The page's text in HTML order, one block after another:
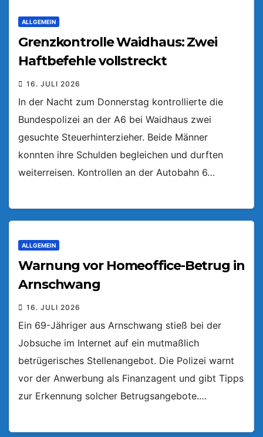
ALLGEMEIN
Grenzkontrolle Waidhaus: Zwei
Haftbefehle vollstreckt
16. JULI 2026
In der Nacht zum Donnerstag kontrollierte die
Bundespolizei an der A6 bei Waidhaus zwei
gesuchte Steuerhinterzieher. Beide Männer
konnten ihre Schulden begleichen und durften
weiterreisen. Kontrollen an der Autobahn 6…
ALLGEMEIN
Warnung vor Homeoffice-Betrug in
Arnschwang
16. JULI 2026
Ein 69-Jähriger aus Arnschwang stieß bei der
Jobsuche im Internet auf ein mutmaßlich
betrügerisches Stellenangebot. Die Polizei warnt
vor der Anwerbung als Finanzagent und gibt Tipps
zur Erkennung solcher Betrugsangebote.…